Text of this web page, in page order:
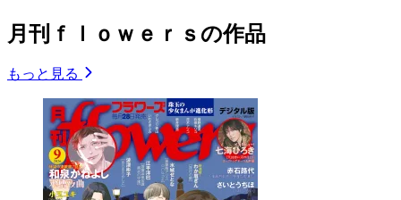
月刊ｆｌｏｗｅｒｓの作品
もっと見る